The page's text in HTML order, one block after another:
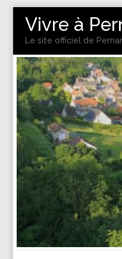
Vivre à
Le site officiel de